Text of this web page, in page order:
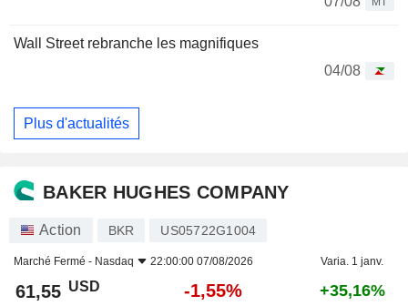
Wall Street rebranche les magnifiques
04/08
Plus d'actualités
BAKER HUGHES COMPANY
Action BKR US05722G1004
Marché Fermé - Nasdaq 22:00:00 07/08/2026 Varia. 1 janv.
61,55 USD -1,55% +35,16%